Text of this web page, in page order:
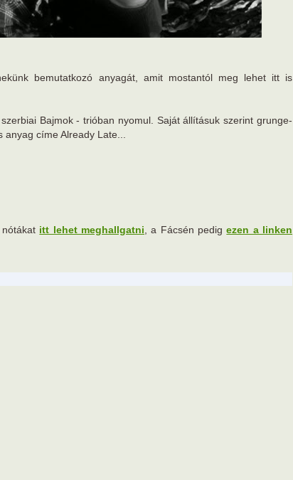
bemutatkozó anyagát, amit mostantól meg lehet itt is
Bajmok - trióban nyomul. Saját állításuk szerint grunge-
címe Already Late...
nótákat itt lehet meghallgatni , a Fácsén pedigezen a linken